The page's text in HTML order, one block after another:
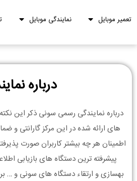
تعمیر موبایل نمایندگی موبایل
درباره
درباره نمایندگی رسمی سونی ذکر این
های ارائه شده در این مرکز گارانتی
اطمینان هر چه بیشتر کاربران صورت
پیشرفته ترین دستگاه های بازیابی
بهسازی و ارتقاء دستگاه های سونی و